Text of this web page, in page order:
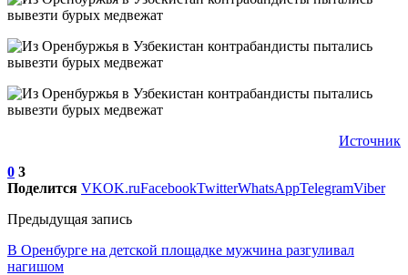
Источник
0 3
Поделится VKOK.ruFacebookTwitterWhatsAppTelegramViber
Предыдущая запись
В Оренбурге на детской площадке мужчина разгуливал
нагишом